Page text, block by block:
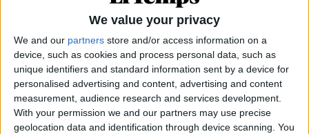
We value your privacy
We and our partners store and/or access information on a
device, such as cookies and process personal data, such as
unique identifiers and standard information sent by a device for
personalised advertising and content, advertising and content
measurement, audience research and services development.
With your permission we and our partners may use precise
geolocation data and identification through device scanning. You
(correspon a la imatge d'obertura que il·lustra
aquest article): en el «nostre» mediterrani tot de
tonalitats vermelloses, com si la mar bollira, com
la cassola al forn que va descriure Ausiàs March a
Veles e vents. Segons expliquen des del CEAM,
l'anomalia tèrmica se situa al voltant dels dos i tres
graus al País Valencià i de quatre, en el Principat.